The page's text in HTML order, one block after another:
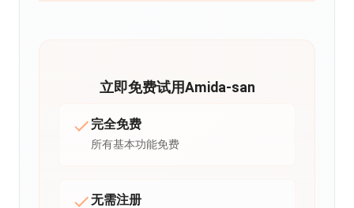
立即免费试用Amida-san
完全免费
所有基本功能免费
无需注册